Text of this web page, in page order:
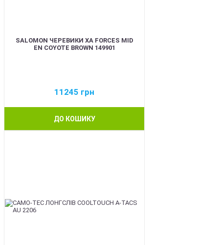
SALOMON ЧЕРЕВИКИ XA FORCES MID
EN COYOTE BROWN 149901
11245 грн
ДО КОШИКУ